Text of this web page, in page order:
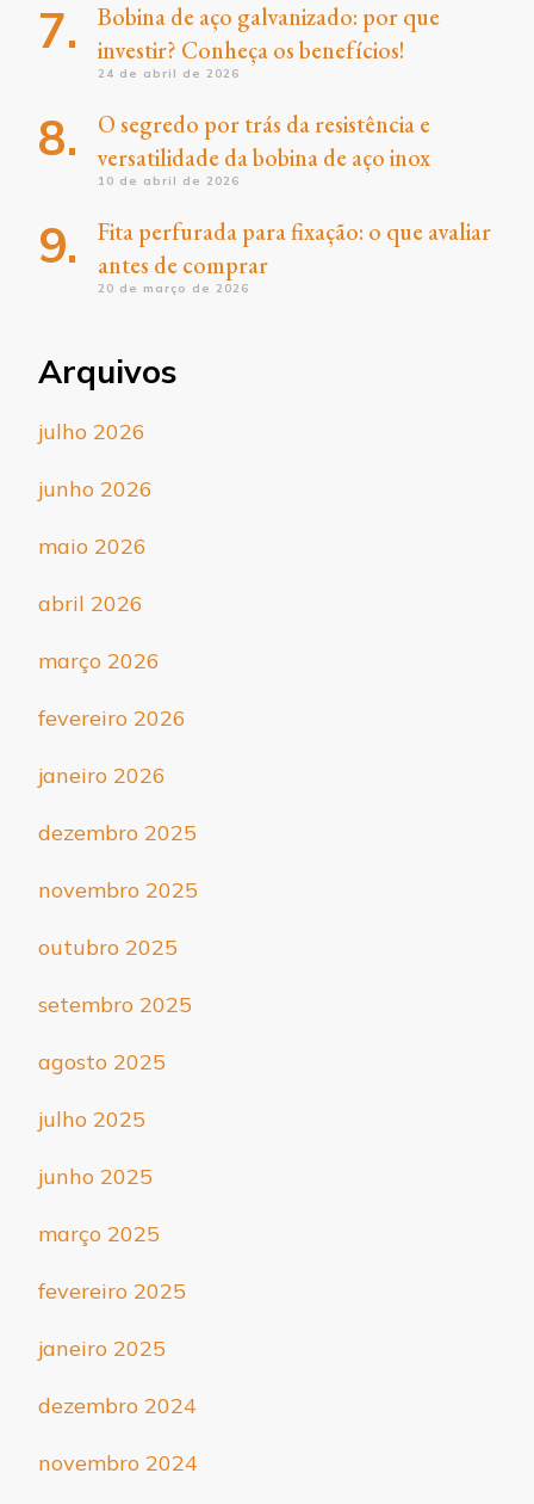
Bobina de aço galvanizado: por que
investir? Conheça os benefícios!
24 de abril de 2026
O segredo por trás da resistência e
versatilidade da bobina de aço inox
10 de abril de 2026
Fita perfurada para fixação: o que avaliar
antes de comprar
20 de março de 2026
Arquivos
julho 2026
junho 2026
maio 2026
abril 2026
março 2026
fevereiro 2026
janeiro 2026
dezembro 2025
novembro 2025
outubro 2025
setembro 2025
agosto 2025
julho 2025
junho 2025
março 2025
fevereiro 2025
janeiro 2025
dezembro 2024
novembro 2024